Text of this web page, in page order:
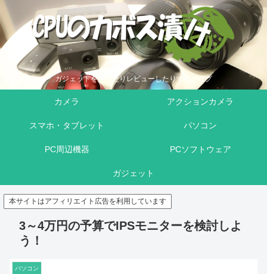
ガジェットを買ったりレビューしたりするブログ
カメラ アクションカメラ
スマホ・タブレット パソコン
PC周辺機器 PCソフトウェア
ガジェット
本サイトはアフィリエイト広告を利用しています
3～4万円の予算でIPSモニターを検討しよ
う！
パソコン